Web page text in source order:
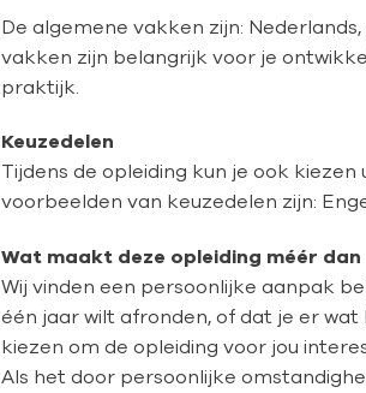
De algemene vakken zijn:
vakken zijn belangrijk voor je
praktijk.
Keuzedelen
Tijdens de opleiding kun je ook
voorbeelden van keuzedelen zijn:
Wat maakt deze opleiding méér dan
Wij vinden een persoonlijke aanpak
één jaar wilt afronden, of dat je er
kiezen om de opleiding voor jou
Als het door persoonlijke